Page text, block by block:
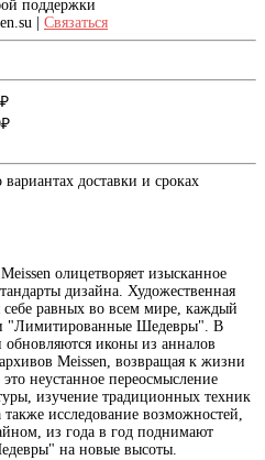
поддержки
| Связаться
доставки и сроках
олицетворяет изысканное
дизайна. Художественная
равных во всем мире, каждый
"Лимитированные Шедевры". В
обновляются иконы из анналов
Meissen, возвращая к жизни
неустанное переосмысление
изучение традиционных техник
исследование возможностей,
из года в год поднимают
на новые высоты.